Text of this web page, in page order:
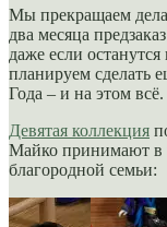
Мы прекращаем
два месяца
даже если
планируем сделать
Года – и на этом всё.
Девятая коллекция
Майко принимают в
благородной семьи: